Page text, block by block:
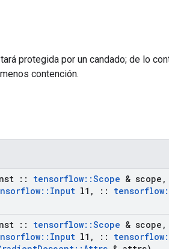
protegida por un candado; de lo
contención.
:: tensorflow::Scope & scope ,
:: Input l1 , :: tensorflow
:: tensorflow::Scope & scope ,
:: Input l1 , :: tensorflow